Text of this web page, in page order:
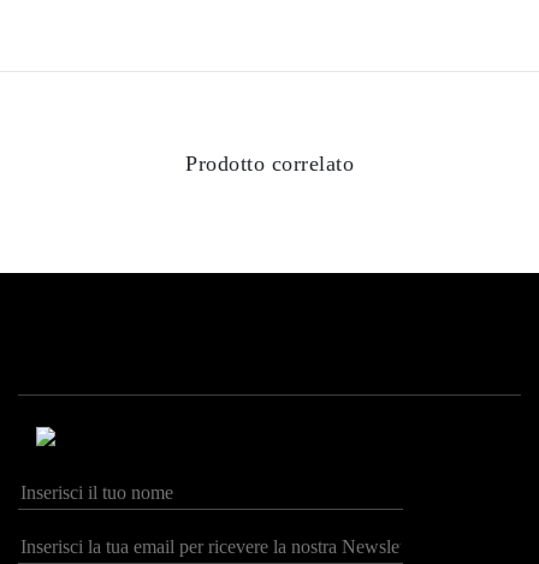
Prodotto correlato